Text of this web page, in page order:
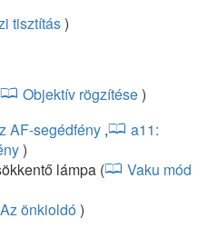
tisztítás)
Objektív rögzítése)
AF-segédfény ,
a11:
)
lámpa (
Vaku mód
Az önkioldó)